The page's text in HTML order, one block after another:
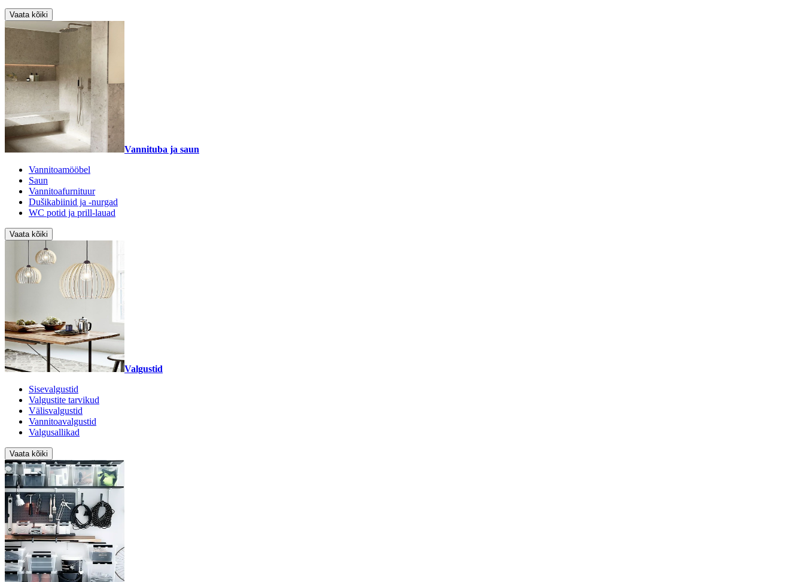
Vaata kõiki
Vannituba ja saun
Vannitoamööbel
Saun
Vannitoafurnituur
Dušikabiinid ja -nurgad
WC potid ja prill-lauad
Vaata kõiki
Valgustid
Sisevalgustid
Valgustite tarvikud
Välisvalgustid
Vannitoavalgustid
Valgusallikad
Vaata kõiki